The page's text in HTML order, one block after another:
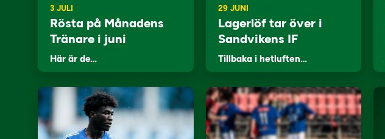
3 JULI
Rösta på Månadens
Tränare i juni
Här är de…
29 JUNI
Lagerlöf tar över i
Sandvikens IF
Tillbaka i hetluften…